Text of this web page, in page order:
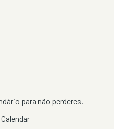
para não perderes.